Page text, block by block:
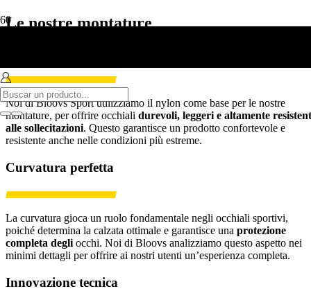
Le nostre montature
Noi di Bloovs Sport utilizziamo il nylon come base per le nostre
montature, per offrire occhiali durevoli, leggeri e altamente
alle sollecitazioni. Questo garantisce un prodotto confortevole e
resistente anche nelle condizioni più estreme.
Curvatura perfetta
La curvatura gioca un ruolo fondamentale negli occhiali sportivi,
poiché determina la calzata ottimale e garantisce una protezione
completa degli occhi. Noi di Bloovs analizziamo questo aspetto nei
minimi dettagli per offrire ai nostri utenti un’esperienza completa.
Innovazione tecnica